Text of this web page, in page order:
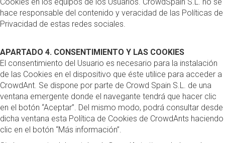
hace responsable del contenido y veracidad de las Políticas de
Privacidad de estas redes sociales.
APARTADO 4. CONSENTIMIENTO Y LAS COOKIES
El consentimiento del Usuario es necesario para la instalación
de las Cookies en el dispositivo que éste utilice para acceder a
CrowdAnt. Se dispone por parte de Crowd Spain S.L. de una
ventana emergente donde el navegante tendrá que hacer clic
en el botón “Aceptar”. Del mismo modo, podrá consultar desde
dicha ventana esta Política de Cookies de CrowdAnts haciendo
clic en el botón “Más información”.